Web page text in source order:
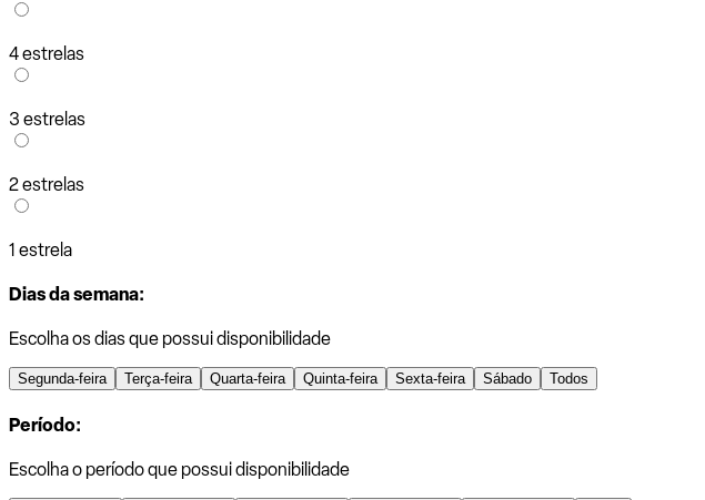
4 estrelas
3 estrelas
2 estrelas
1 estrela
Dias da semana:
Escolha os dias que possui disponibilidade
Segunda-feira Terça-feira Quarta-feira Quinta-feira Sexta-feira Sábado Todos
Período:
Escolha o período que possui disponibilidade